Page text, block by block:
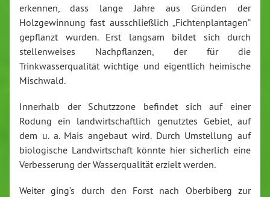
erkennen, dass lange Jahre aus Gründen der
Holzgewinnung fast ausschließlich „Fichtenplantagen“
gepflanzt wurden. Erst langsam bildet sich durch
stellenweises Nachpflanzen, der für die
Trinkwasserqualität wichtige und eigentlich heimische
Mischwald.
Innerhalb der Schutzzone befindet sich auf einer
Rodung ein landwirtschaftlich genutztes Gebiet, auf
dem u. a. Mais angebaut wird. Durch Umstellung auf
biologische Landwirtschaft könnte hier sicherlich eine
Verbesserung der Wasserqualität erzielt werden.
Weiter ging’s durch den Forst nach Oberbiberg zur